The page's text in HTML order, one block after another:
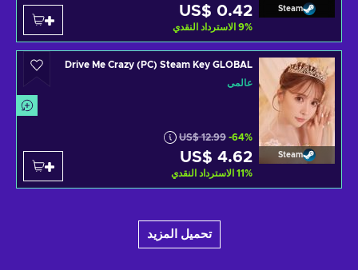
Steam
US$ 0.42
9% الاسترداد النقدي
Steam
Drive Me Crazy (PC) Steam Key GLOBAL
عالمي
US$ 12.99 -64%
US$ 4.62
11% الاسترداد النقدي
تحميل المزيد